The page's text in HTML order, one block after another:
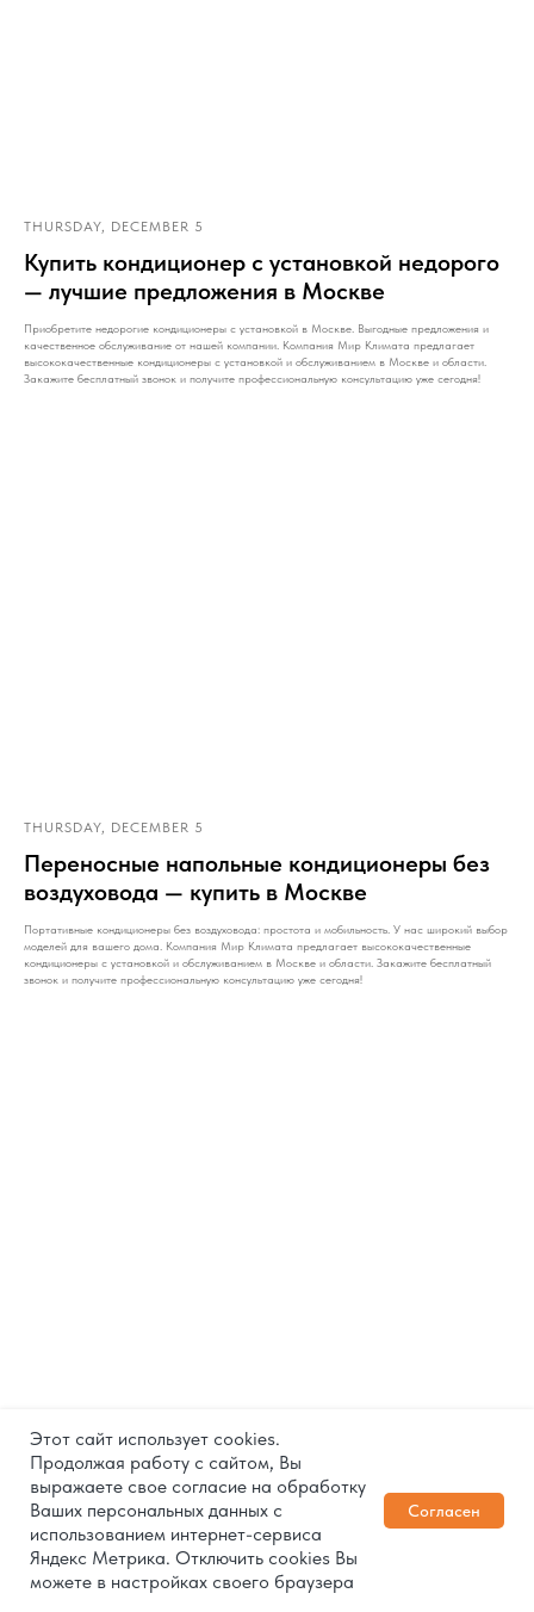
Этот сайт использует cookies.
Продолжая работу с сайтом, Вы
выражаете свое согласие на обработку
Ваших персональных данных с
использованием интернет-сервиса
Яндекс Метрика. Отключить cookies Вы
можете в настройках своего браузера
Согласен
THURSDAY, DECEMBER 5
Купить кондиционер с установкой недорого
— лучшие предложения в Москве
Приобретите недорогие кондиционеры с установкой в Москве. Выгодные предложения и
качественное обслуживание от нашей компании. Компания Мир Климата предлагает
высококачественные кондиционеры с установкой и обслуживанием в Москве и области.
Закажите бесплатный звонок и получите профессиональную консультацию уже сегодня!
THURSDAY, DECEMBER 5
Переносные напольные кондиционеры без
воздуховода — купить в Москве
Портативные кондиционеры без воздуховода: простота и мобильность. У нас широкий выбор
моделей для вашего дома. Компания Мир Климата предлагает высококачественные
кондиционеры с установкой и обслуживанием в Москве и области. Закажите бесплатный
звонок и получите профессиональную консультацию уже сегодня!
THURSDAY, DECEMBER 5
Установка кондиционеров в Москве: быстро
и недорого
Профессиональная установка кондиционеров в Москве. Надежно, быстро и по доступным
ценам. Доверьте монтаж нам! Компания Мир Климата предлагает высококачественные
кондиционеры с установкой и обслуживанием в Москве и области. Закажите бесплатный
звонок и получите профессиональную консультацию уже сегодня!КОНСУЛЬТАЦИЮ
Избранное
1